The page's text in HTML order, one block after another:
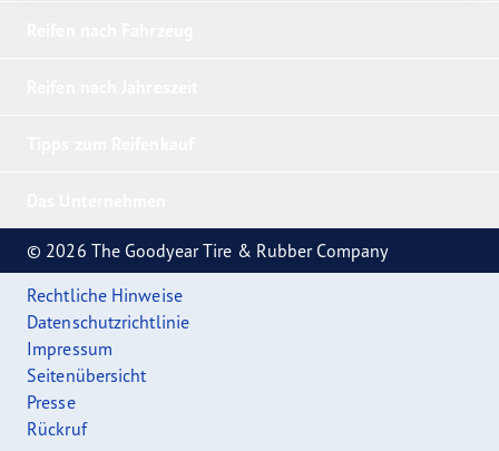
© 2026 The Goodyear Tire & Rubber Company
Rechtliche Hinweise
Datenschutzrichtlinie
Impressum
Seitenübersicht
Presse
Rückruf